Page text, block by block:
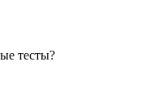
тесты?